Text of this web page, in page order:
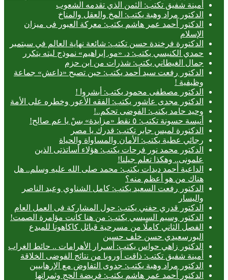
أمينة شفيق تكتب: الثمن الذي تقدمه الشعوب
الدكتور مراد وهبة يكتب: المخ والعقل والمناخ
الدكتور أحمد عمر هاشم يكتب: معركة العبور فى ميزان
الإسلام
الدكتورة فرخندة حسن تكتب: شائعة نهاية العالم في سبتمبر
حمدي الكنيسي يكتب: د. «مو. إبراهيم» نموذج ليته يتكرر
جمال الغيطاني يكتب: شذرات من ابن حزم
الدكتور رفعت سيد أحمد يكتب: حين تصبح «داعش» جماعة
وظيفية !
الدكتور مصطفى محمود يكتب: أبشروا !
الدكتور مجدى عاشور يكتب: الفقه الأعور وخطره على الأمة
وحيد حامد يكتب: الفوضى تحكم..!
أنيسة حسونة تكتب: ٥ نقط «مزايدة» بسْ يا عم صالح!
الدكتورة لميس جابر تكتب: قدرك يا مصر
رجائي عطية يكتب: الأمان والمساواة والحياة
الدكتور محمد نور فرحات يكتب: هؤلاء أساتذتى الذين
علمونى.. وهكذا تعلم جيلنا!
الداعية أحمد ديدات يكتب: محمد صلى الله عليه وسلم.. هل
هناك من هو أعظم منه؟
الدكتور رفعت السعيد يكتب: كامل الشناوي وعبد الناصر
واليسار
الدكتور قدري حفني يكتب: حول المشاركة فى العمل العام
الدكتور وسيم السيسي يكتب: من هنا كانت مؤامرة الصمت!
الفصل الثاني كاملًا من مسرحية قبائل كاكاهونا للمبدع
البورسعيدي حسن خلف حسين
الدكتور زاهي حواس يكتب: أسـرار الأهرامات .. حائط الغراب
أمينة شفيق تكتب: ذاقت أوروبا من نتائج الفوضى الخلاقة
الدكتور مراد وهبة يكتب: جدوى التفاوض مع الإرهابيين
الدكتور أحمد عمر هاشم يكتب: فريضة الحج وثمراتها